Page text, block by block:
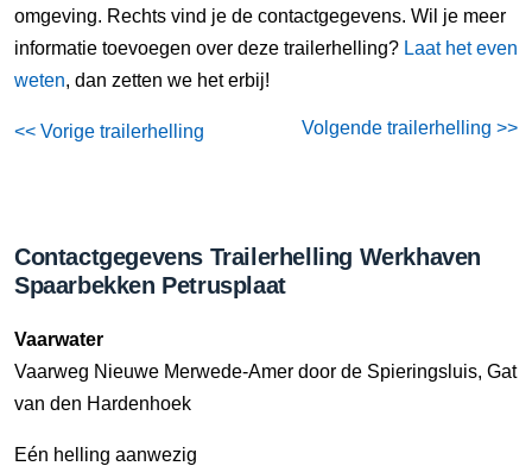
omgeving. Rechts vind je de contactgegevens. Wil je meer
informatie toevoegen over deze trailerhelling? Laat het even
weten, dan zetten we het erbij!
<< Vorige trailerhelling Volgende trailerhelling >>
Contactgegevens Trailerhelling Werkhaven
Spaarbekken Petrusplaat
Vaarwater
Vaarweg Nieuwe Merwede-Amer door de Spieringsluis, Gat
van den Hardenhoek
Eén helling aanwezig